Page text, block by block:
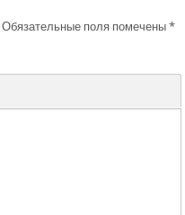
Обязательные поля помечены*